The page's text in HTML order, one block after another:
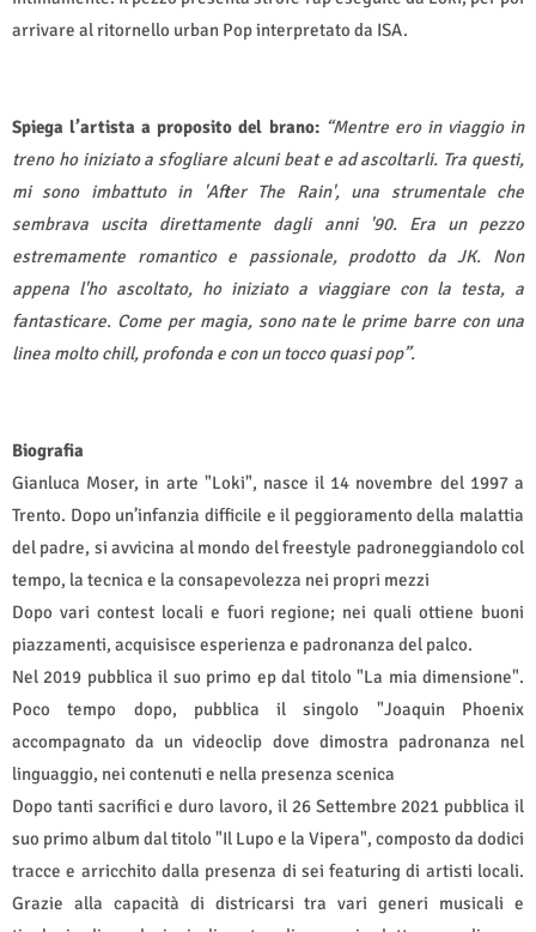
arrivare al ritornello urban Pop interpretato da ISA.
Spiega l’artista a proposito del brano: “Mentre ero in viaggio in
treno ho iniziato a sfogliare alcuni beat e ad ascoltarli. Tra questi,
mi sono imbattuto in 'After The Rain', una strumentale che
sembrava uscita direttamente dagli anni '90. Era un pezzo
estremamente romantico e passionale, prodotto da JK. Non
appena l'ho ascoltato, ho iniziato a viaggiare con la testa, a
fantasticare. Come per magia, sono nate le prime barre con una
linea molto chill, profonda e con un tocco quasi pop”.
Biografia
Gianluca Moser, in arte "Loki", nasce il 14 novembre del 1997 a
Trento. Dopo un’infanzia difficile e il peggioramento della malattia
del padre, si avvicina al mondo del freestyle padroneggiandolo col
tempo, la tecnica e la consapevolezza nei propri mezzi
Dopo vari contest locali e fuori regione; nei quali ottiene buoni
piazzamenti, acquisisce esperienza e padronanza del palco.
Nel 2019 pubblica il suo primo ep dal titolo "La mia dimensione".
Poco tempo dopo, pubblica il singolo "Joaquin Phoenix
accompagnato da un videoclip dove dimostra padronanza nel
linguaggio, nei contenuti e nella presenza scenica
Dopo tanti sacrifici e duro lavoro, il 26 Settembre 2021 pubblica il
suo primo album dal titolo "Il Lupo e la Vipera", composto da dodici
tracce e arricchito dalla presenza di sei featuring di artisti locali.
Grazie alla capacità di districarsi tra vari generi musicali e